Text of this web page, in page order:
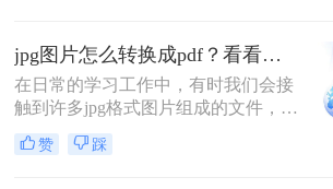
为您介绍两种常用的方法。
jpg图片怎么转换成pdf？看看这二个方法！
在日常的学习工作中，有时我们会接
触到许多jpg格式图片组成的文件，尽
管这些图片通常都会放在同一个文件
夹内，但仍然不便于内容的整理和编
赞 踩